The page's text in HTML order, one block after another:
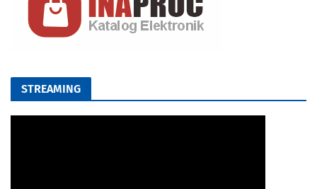
STREAMING